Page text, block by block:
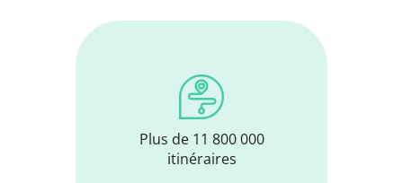
Plus de 11 800 000
itinéraires